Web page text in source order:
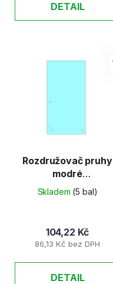
DETAIL
Rozdružovač pruhy
modré
100ks/240x105mm
Skladem (5 bal)
86,13 Kč bez DPH
104,22 Kč
DETAIL